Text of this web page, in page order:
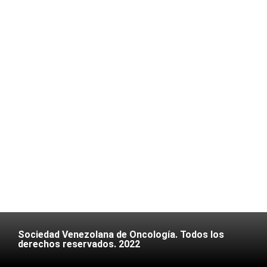
Sociedad Venezolana de Oncología. Todos los
derechos reservados. 2022